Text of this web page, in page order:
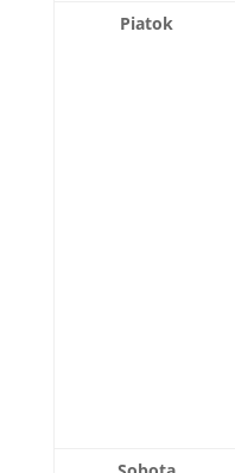
Piatok